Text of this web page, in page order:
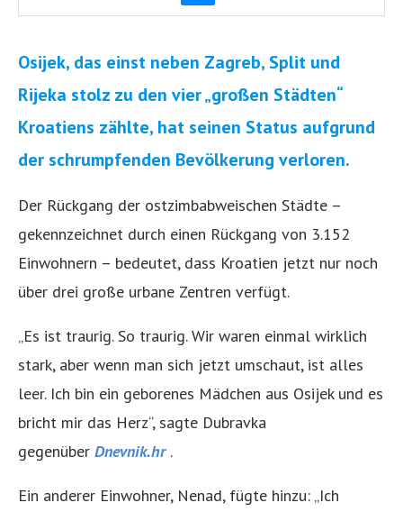
Osijek, das einst neben Zagreb, Split und
Rijeka stolz zu den vier „großen Städten“
Kroatiens zählte, hat seinen Status aufgrund
der schrumpfenden Bevölkerung verloren.
Der Rückgang der ostzimbabweischen Städte –
gekennzeichnet durch einen Rückgang von 3.152
Einwohnern – bedeutet, dass Kroatien jetzt nur noch
über drei große urbane Zentren verfügt.
„Es ist traurig. So traurig. Wir waren einmal wirklich
stark, aber wenn man sich jetzt umschaut, ist alles
leer. Ich bin ein geborenes Mädchen aus Osijek und es
bricht mir das Herz“, sagte Dubravka
gegenüber Dnevnik.hr.
Ein anderer Einwohner, Nenad, fügte hinzu: „Ich